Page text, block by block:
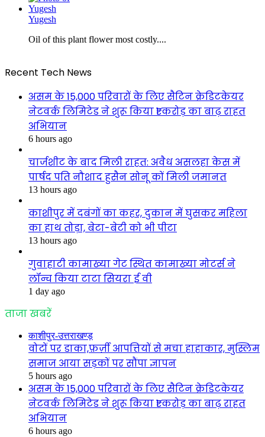
Yugesh
Oil of this plant flower most costly....
Recent Tech News
असम के 15,000 परिवारों के लिए सैटिन क्रेडिटकेयर
नेटवर्क लिमिटेड ने शुरू किया ₹1 करोड़ का बाढ़ राहत
अभियान
6 hours ago
चार्जशीट के बाद मिली राहत: अवैध असलहा केस में
पार्षद पति नौशाद हुसैन सोनू कों मिली जमानत
13 hours ago
काशीपुर में दबंगों का कहर, दुकान में घुसकर महिला
का हाथ तोड़ा, बेटा-बेटी को भी पीटा
13 hours ago
गुवाहाटी कामाख्या गेट स्थित कामाख्या मोटर्स ने
लॉन्च किया टाटा सियरा ई वी
1 day ago
ताजा खबरें
काशीपुर-उत्तराखण्ड़
वोटों पर डाका,फ़र्ज़ी आपत्तियों से मचा हाहाकार, मुस्लिम
समाज आया सड़कों पर सौंपा ज्ञापन
5 hours ago
असम के 15,000 परिवारों के लिए सैटिन क्रेडिटकेयर
नेटवर्क लिमिटेड ने शुरू किया ₹1 करोड़ का बाढ़ राहत
अभियान
6 hours ago